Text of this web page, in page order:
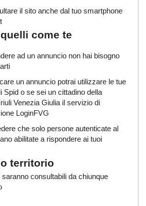
il sito anche dal tuo smartphone
come te
ad un annuncio non hai bisogno
un annuncio potrai utilizzare le tue
Spid o se sei un cittadino della
Venezia Giulia il servizio di
LoginFVG
che solo persone autenticate al
abilitate a rispondere ai tuoi
territorio
saranno consultabili da chiunque